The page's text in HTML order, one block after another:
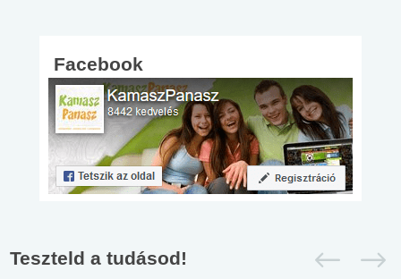
Facebook
Teszteld a tudásod!